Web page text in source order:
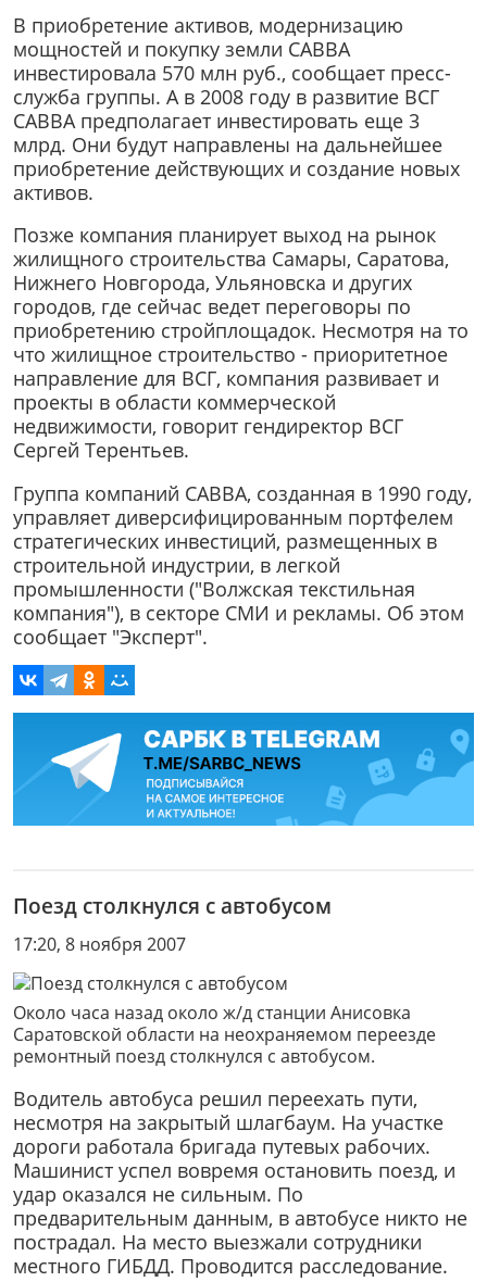
В приобретение активов, модернизацию
мощностей и покупку земли САВВА
инвестировала 570 млн руб., сообщает пресс-
служба группы. А в 2008 году в развитие ВСГ
САВВА предполагает инвестировать еще 3
млрд. Они будут направлены на дальнейшее
приобретение действующих и создание новых
активов.
Позже компания планирует выход на рынок
жилищного строительства Самары, Саратова,
Нижнего Новгорода, Ульяновска и других
городов, где сейчас ведет переговоры по
приобретению стройплощадок. Несмотря на то
что жилищное строительство - приоритетное
направление для ВСГ, компания развивает и
проекты в области коммерческой
недвижимости, говорит гендиректор ВСГ
Сергей Терентьев.
Группа компаний САВВА, созданная в 1990 году,
управляет диверсифицированным портфелем
стратегических инвестиций, размещенных в
строительной индустрии, в легкой
промышленности ("Волжская текстильная
компания"), в секторе СМИ и рекламы. Об этом
сообщает "Эксперт".
Поезд столкнулся с автобусом
17:20, 8 ноября 2007
Около часа назад около ж/д станции Анисовка
Саратовской области на неохраняемом переезде
ремонтный поезд столкнулся с автобусом.
Водитель автобуса решил переехать пути,
несмотря на закрытый шлагбаум. На участке
дороги работала бригада путевых рабочих.
Машинист успел вовремя остановить поезд, и
удар оказался не сильным. По
предварительным данным, в автобусе никто не
пострадал. На место выезжали сотрудники
местного ГИБДД. Проводится расследование.